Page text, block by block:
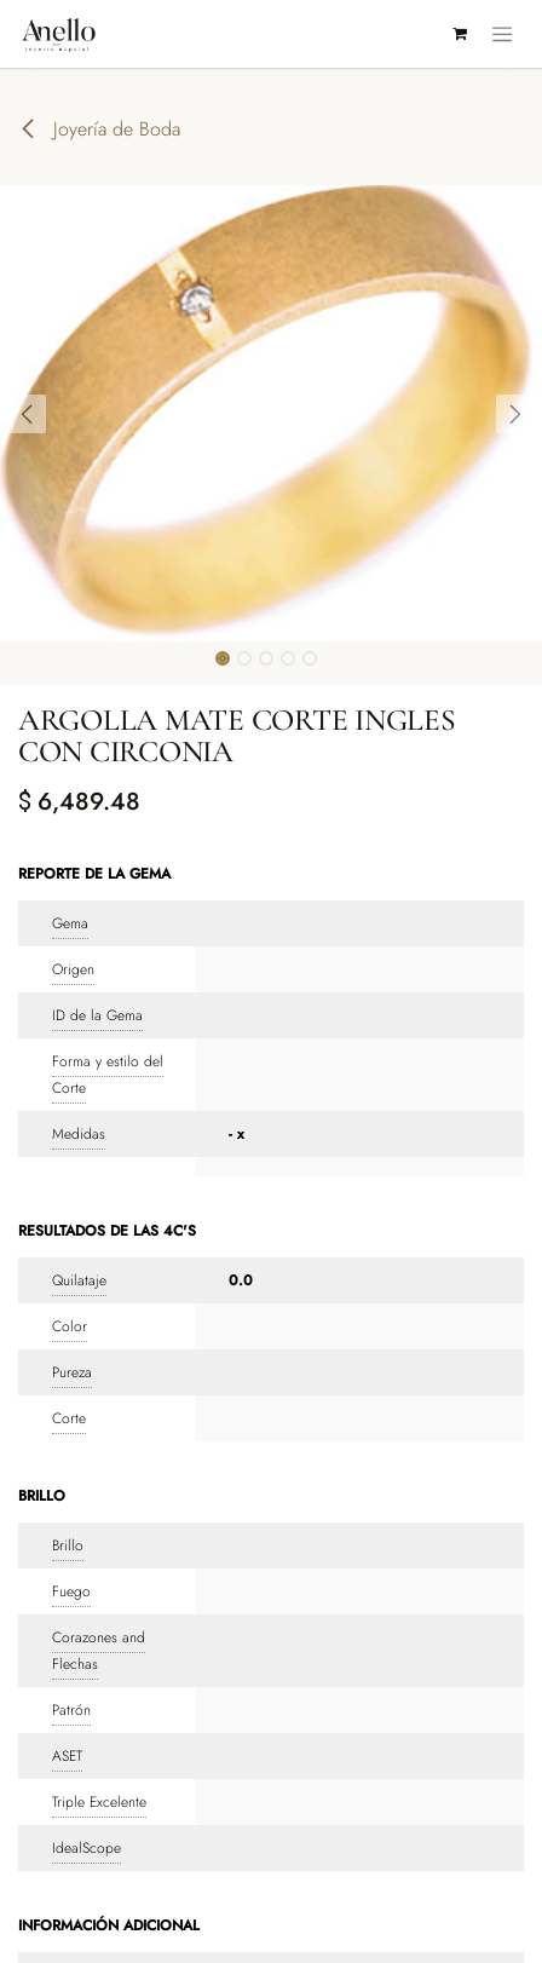
Joyería de Boda
ARGOLLA MATE CORTE INGLES
CON CIRCONIA
$ 6,489.48
REPORTE DE LA GEMA
Gema
Origen
ID de la Gema
Forma y estilo del
Corte
Medidas - x
RESULTADOS DE LAS 4C'S
Quilataje 0.0
Color
Pureza
Corte
BRILLO
Brillo
Fuego
Corazones and
Flechas
Patrón
ASET
Triple Excelente
IdealScope
INFORMACIÓN ADICIONAL